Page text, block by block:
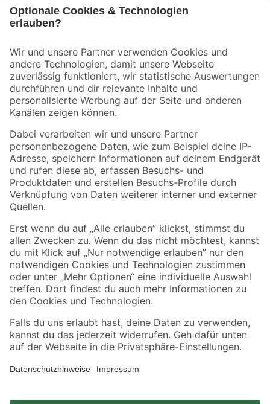
Der toom Newsletter: Keine Angebote und Aktionen mehr verpassen!
Folge uns
Zahlungsarten Versandarten
Sicher einkaufen
Jetzt die toom-App herunterladen
Alle Preisangaben in EUR inkl. gesetzl. MwSt.. Die dargestellten Angebote sind unter
Umständen nicht in allen Märkten verfügbar. Die angegebenen Verfügbarkeiten beziehen
sich auf den unter "Mein Markt" ausgewählten toom Baumarkt. Alle Angebote und
*Paketversand ab 59 € versandkostenfrei, gilt nicht für Artikel mit Speditionsversand, hier
fallen zusätzliche Versandkosten an.